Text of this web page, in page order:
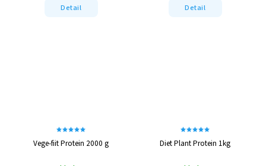
Detail Detail
Vege-fiit Protein 2000 g Diet Plant Protein 1kg